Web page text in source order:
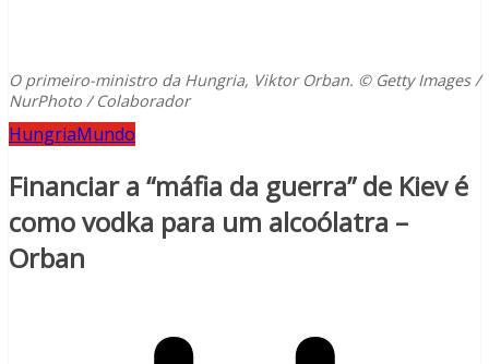
O primeiro-ministro da Hungria, Viktor Orban. © Getty Images /
NurPhoto / Colaborador
HungriaMundo
Financiar a “máfia da guerra” de Kiev é
como vodka para um alcoólatra –
Orban